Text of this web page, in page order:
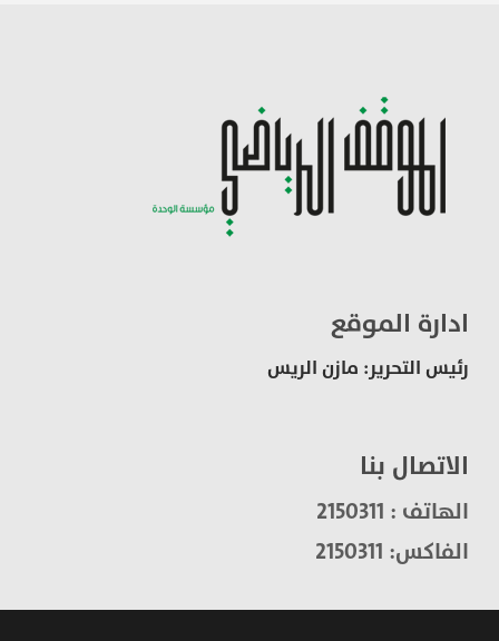
ادارة الموقع
رئيس التحرير: مازن الريس
الاتصال بنا
الهاتف : 2150311
الفاكس: 2150311